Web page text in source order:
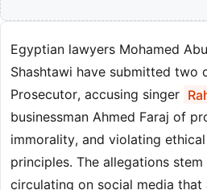
Egyptian lawyers Mohamed
Shashtawi have submitted two
Prosecutor, accusing singer
businessman Ahmed Faraj of
immorality, and violating
principles. The allegations
circulating on social media that